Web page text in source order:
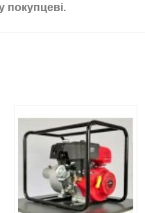
покупцеві.